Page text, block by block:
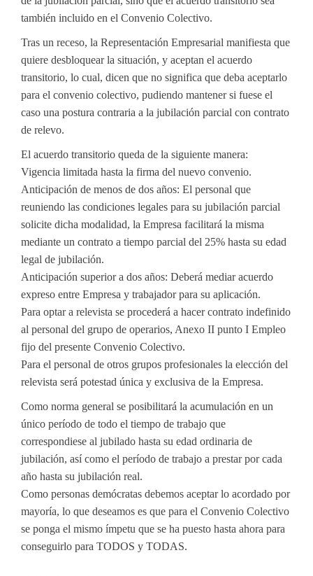
también incluido en el Convenio Colectivo.
Tras un receso, la Representación Empresarial manifiesta que
quiere desbloquear la situación, y aceptan el acuerdo
transitorio, lo cual, dicen que no significa que deba aceptarlo
para el convenio colectivo, pudiendo mantener si fuese el
caso una postura contraria a la jubilación parcial con contrato
de relevo.
El acuerdo transitorio queda de la siguiente manera:
Vigencia limitada hasta la firma del nuevo convenio.
Anticipación de menos de dos años: El personal que
reuniendo las condiciones legales para su jubilación parcial
solicite dicha modalidad, la Empresa facilitará la misma
mediante un contrato a tiempo parcial del 25% hasta su edad
legal de jubilación.
Anticipación superior a dos años: Deberá mediar acuerdo
expreso entre Empresa y trabajador para su aplicación.
Para optar a relevista se procederá a hacer contrato indefinido
al personal del grupo de operarios, Anexo II punto I Empleo
fijo del presente Convenio Colectivo.
Para el personal de otros grupos profesionales la elección del
relevista será potestad única y exclusiva de la Empresa.
Como norma general se posibilitará la acumulación en un
único período de todo el tiempo de trabajo que
correspondiese al jubilado hasta su edad ordinaria de
jubilación, así como el período de trabajo a prestar por cada
año hasta su jubilación real.
Como personas demócratas debemos aceptar lo acordado por
mayoría, lo que deseamos es que para el Convenio Colectivo
se ponga el mismo ímpetu que se ha puesto hasta ahora para
conseguirlo para TODOS y TODAS.